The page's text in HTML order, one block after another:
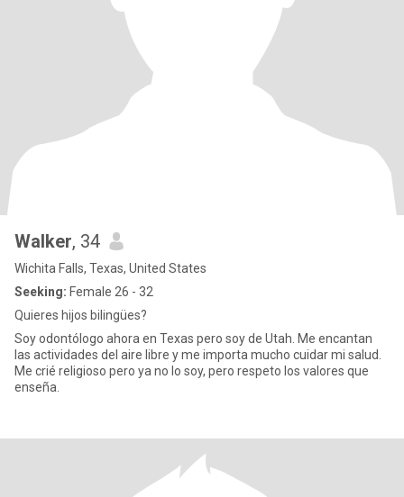
Walker, 34
Wichita Falls, Texas, United States
Seeking: Female 26 - 32
Quieres hijos bilingües?
Soy odontólogo ahora en Texas pero soy de Utah. Me encantan
las actividades del aire libre y me importa mucho cuidar mi salud.
Me crié religioso pero ya no lo soy, pero respeto los valores que
enseña.